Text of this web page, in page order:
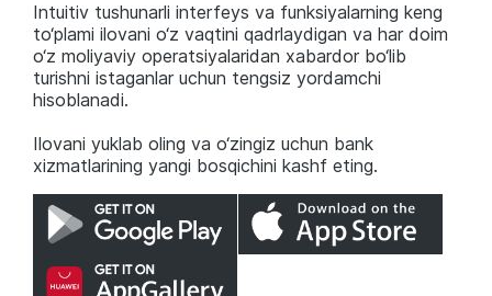
Intuitiv tushunarli interfeys va funksiyalarning keng
to‘plami ilovani o‘z vaqtini qadrlaydigan va har doim
o‘z moliyaviy operatsiyalaridan xabardor bo‘lib
turishni istaganlar uchun tengsiz yordamchi
hisoblanadi.
Ilovani yuklab oling va o‘zingiz uchun bank
xizmatlarining yangi bosqichini kashf eting.